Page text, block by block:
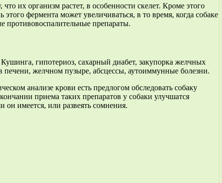
их организм растет, в особенности скелет. Кроме этого
фермента может увеличиваться, в то время, когда собаке
противовоспалительные препараты.
гипотериоз, сахарный диабет, закупорка желчных
желчном пузыре, абсцессы, аутоиммунные болезни.
анализе крови есть предлогом обследовать собаку
приема таких препаратов у собаки улучшатся
он имеется, или развеять сомнения.